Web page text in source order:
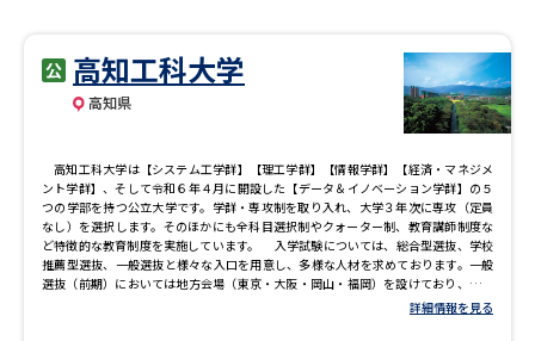
高知工科大学
高知県
高知工科大学は【システム工学群】【理工学群】【情報学群】【経済・マネジメ
ント学群】、そして令和６年４月に開設した【データ＆イノベーション学群】の５
つの学部を持つ公立大学です。学群・専攻制を取り入れ、大学３年次に専攻（定員
なし）を選択します。そのほかにも全科目選択制やクォーター制、教育講師制度な
ど特徴的な教育制度を実施しています。 入学試験については、総合型選抜、学校
推薦型選抜、一般選抜と様々な入口を用意し、多様な人材を求めております。一般
選抜（前期）においては地方会場（東京・大阪・岡山・福岡）を設けており、高知
に来なくても受験することが可能です。 【システム工学群】 これからの「ものづ
詳細情報を見る